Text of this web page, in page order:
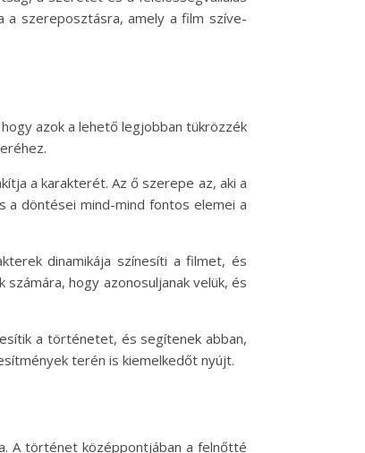
a szereposztásra, amely a film szíve-
azok a lehető legjobban tükrözzék
a karakterét. Az ő szerepe az, aki a
a döntései mind-mind fontos elemei a
dinamikája színesíti a filmet, és
hogy azonosuljanak velük, és
a történetet, és segítenek abban,
terén is kiemelkedőt nyújt.
A történet középpontjában a felnőtté